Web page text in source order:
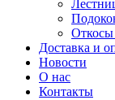
Доставка и
Новости
О нас
Контакты